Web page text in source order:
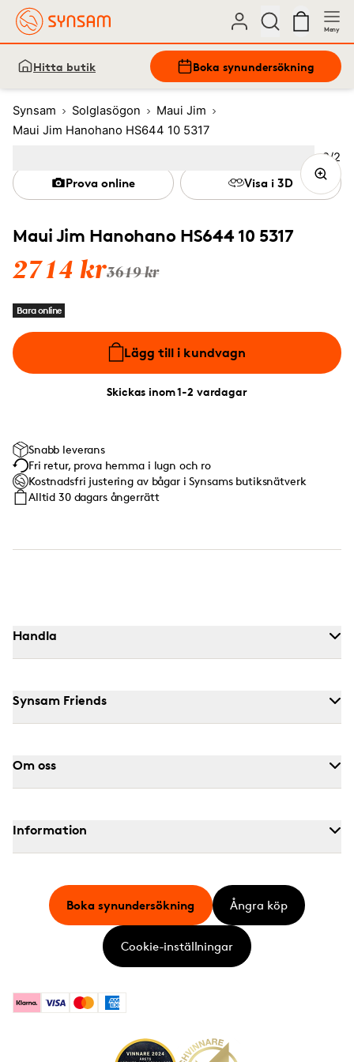
Meny
Hitta butik Boka synundersökning
Synsam Solglasögon
Maui Jim
Maui Jim Hanohano HS644 10 5317
Maui Jim Hanohano HS644 10 5317
2714 kr3619 kr
Bara online
Lägg till i kundvagn
Skickas inom 1-2 vardagar
Prova online Visa i 3D
Snabb leverans
Fri retur, prova hemma i lugn och ro
Kostnadsfri justering av bågar i Synsams butiksnätverk
Alltid 30 dagars ångerrätt
Bild
2/2
(Current image)
Handla
Synsam Friends
Om oss
Information
KlarnaVisa MastercardAmerican Express
Boka synundersökning Ångra köp
Cookie-inställningar